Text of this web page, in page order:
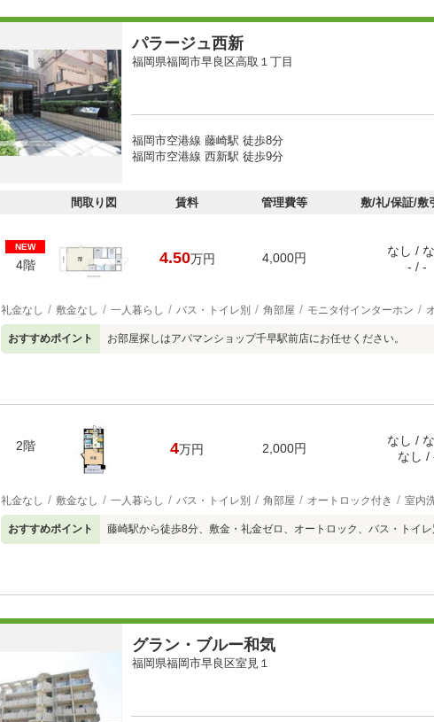
パラージュ西新
福岡県福岡市早良区高取１丁目
福岡市空港線 藤崎駅 徒歩8分
福岡市空港線 西新駅 徒歩9分
間取り図 賃料 管理費等 敷/礼/保証/敷
NEW
4階 4.50万円 4,000円
なし /
- / -
礼金なし 敷金なし 一人暮らし バス・トイレ別 角部屋 モニタ付インターホン
おすすめポイント お部屋探しはアパマンショップ千早駅前店にお任せください。
2階 4万円 2,000円
なし /
なし /
礼金なし 敷金なし 一人暮らし バス・トイレ別 角部屋 オートロック付き 室内
おすすめポイント 藤崎駅から徒歩8分、敷金・礼金ゼロ、オートロック、バス・トイ
グラン・ブルー和気
福岡県福岡市早良区室見１